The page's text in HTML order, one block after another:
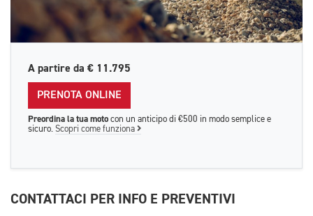
A partire da € 11.795
PRENOTA ONLINE
Preordina la tua moto con un anticipo di €500 in modo semplice e
sicuro. Scopri come funziona
CONTATTACI PER INFO E PREVENTIVI